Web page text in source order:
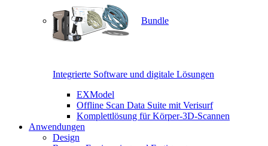
Bundle
Integrierte Software und digitale Lösungen
EXModel
Offline Scan Data Suite mit Verisurf
Komplettlösung für Körper-3D-Scannen
Anwendungen
Design